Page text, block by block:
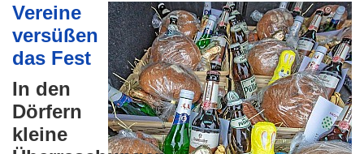
Vereine
versüßen
das Fest
In den
Dörfern
kleine